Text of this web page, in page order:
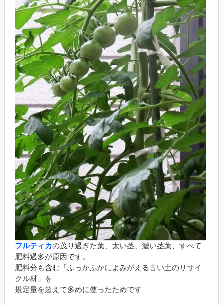
フルティカの茂り過ぎた葉、太い茎、濃い茎葉、すべて
肥料過多が原因です。
肥料分も含む「ふっかふかによみがえる古い土のリサイ
クル材」を
規定量を超えて多めに使ったためです